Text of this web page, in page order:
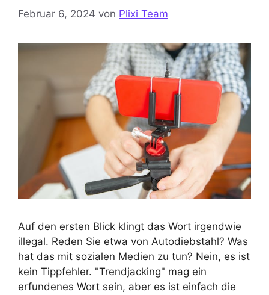
Februar 6, 2024 von Plixi Team
Auf den ersten Blick klingt das Wort irgendwie
illegal. Reden Sie etwa von Autodiebstahl? Was
hat das mit sozialen Medien zu tun? Nein, es ist
kein Tippfehler. "Trendjacking" mag ein
erfundenes Wort sein, aber es ist einfach die